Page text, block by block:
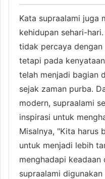
Kata supraalami juga
kehidupan sehari-
tidak percaya dengan
tetapi pada
telah menjadi bagian
sejak zaman purba.
modern, supraalami
inspirasi untuk
Misalnya, "Kita harus
untuk menjadi lebih
menghadapi keadaan
supraalami